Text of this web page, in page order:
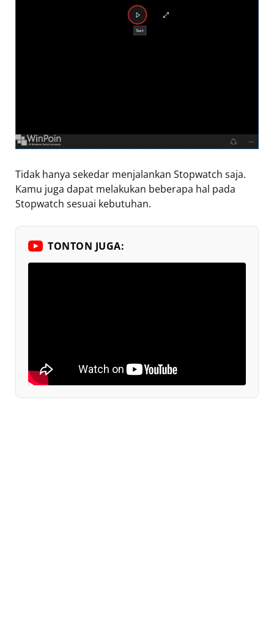
Tidak hanya sekedar menjalankan Stopwatch saja.
Kamu juga dapat melakukan beberapa hal pada
Stopwatch sesuai kebutuhan.
TONTON JUGA: